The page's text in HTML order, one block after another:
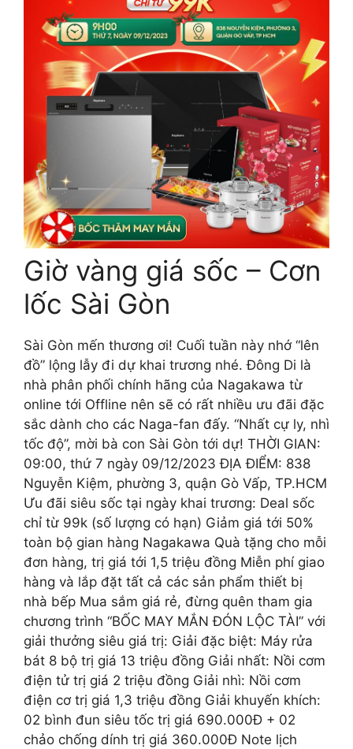
Giờ vàng giá sốc – Cơn
lốc Sài Gòn
Sài Gòn mến thương ơi! Cuối tuần này nhớ “lên
đồ” lộng lẫy đi dự khai trương nhé. Đông Di là
nhà phân phối chính hãng của Nagakawa từ
online tới Offline nên sẽ có rất nhiều ưu đãi đặc
sắc dành cho các Naga-fan đấy. “Nhất cự ly, nhì
tốc độ”, mời bà con Sài Gòn tới dự! THỜI GIAN:
09:00, thứ 7 ngày 09/12/2023 ĐỊA ĐIỂM: 838
Nguyễn Kiệm, phường 3, quận Gò Vấp, TP.HCM
Ưu đãi siêu sốc tại ngày khai trương: Deal sốc
chỉ từ 99k (số lượng có hạn) Giảm giá tới 50%
toàn bộ gian hàng Nagakawa Quà tặng cho mỗi
đơn hàng, trị giá tới 1,5 triệu đồng Miễn phí giao
hàng và lắp đặt tất cả các sản phẩm thiết bị
nhà bếp Mua sắm giá rẻ, đừng quên tham gia
chương trình “BỐC MAY MẮN ĐÓN LỘC TÀI” với
giải thưởng siêu giá trị: Giải đặc biệt: Máy rửa
bát 8 bộ trị giá 13 triệu đồng Giải nhất: Nồi cơm
điện tử trị giá 2 triệu đồng Giải nhì: Nồi cơm
điện cơ trị giá 1,3 triệu đồng Giải khuyến khích:
02 bình đun siêu tốc trị giá 690.000Đ + 02
chảo chống dính trị giá 360.000Đ Note lịch